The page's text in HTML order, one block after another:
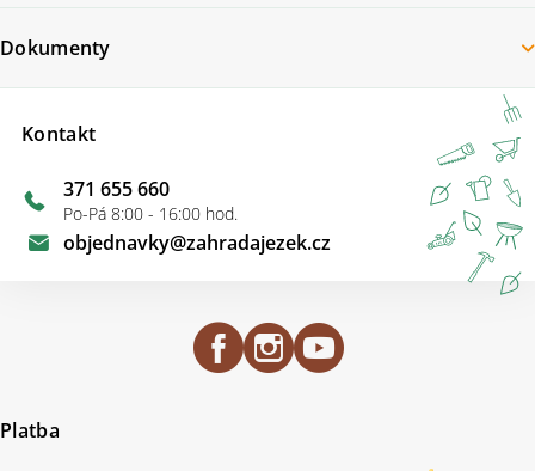
Kontakt
objednavky@zahradajezek.cz
371 655 660
Po-Pá 8:00 - 16:00 hod.
Dokumenty
Platba